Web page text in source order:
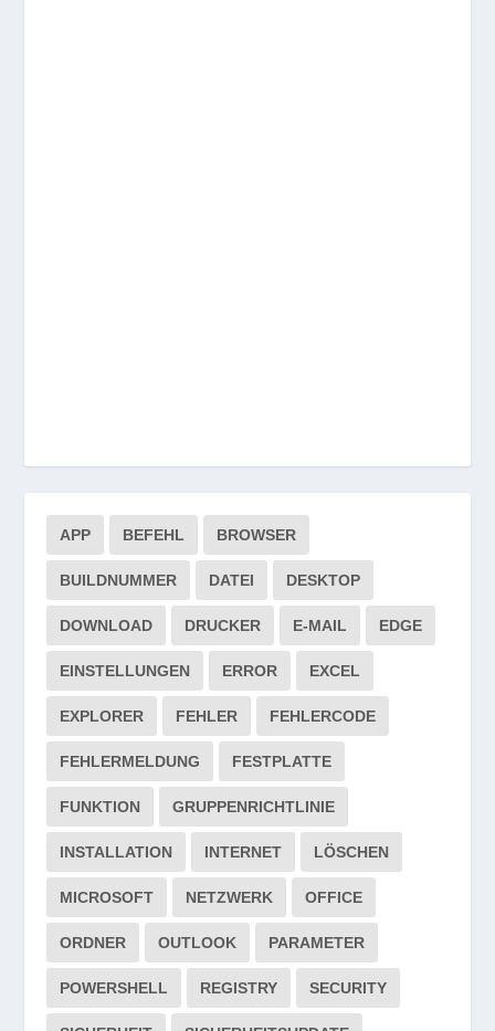
APP BEFEHL BROWSER
BUILDNUMMER DATEI DESKTOP
DOWNLOAD DRUCKER E-MAIL EDGE
EINSTELLUNGEN ERROR EXCEL
EXPLORER FEHLER FEHLERCODE
FEHLERMELDUNG FESTPLATTE
FUNKTION GRUPPENRICHTLINIE
INSTALLATION INTERNET LÖSCHEN
MICROSOFT NETZWERK OFFICE
ORDNER OUTLOOK PARAMETER
POWERSHELL REGISTRY SECURITY